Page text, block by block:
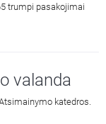
trumpi pasakojimai
valanda
katedros.